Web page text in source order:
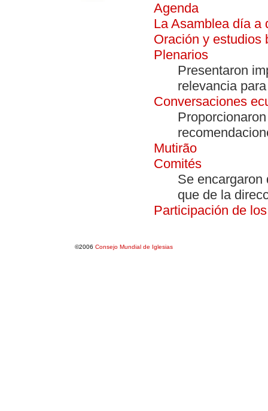
Agenda
La Asamblea día a
Oración y estudios
Plenarios
Presentaron
relevancia
Conversaciones
Mutirão
Comités
Se encargaron
que de la
Participación de
©2006 Consejo Mundial de Iglesias